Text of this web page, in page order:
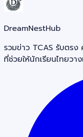
DreamNestHub
รวมข่าว TCAS รับตร
ที่ช่วยให้นักเรียนไทยวา